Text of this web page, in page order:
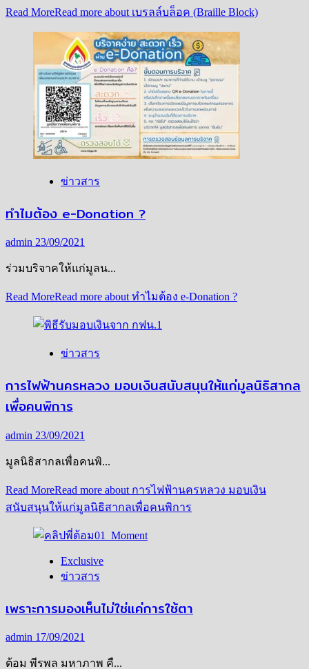
Read MoreRead more about เบรลล์บล็อค (Braille Block)
ข่าวสาร
ทำไมต้อง e-Donation ?
admin 23/09/2021
ร่วมบริจาคให้แก่มูลน...
Read MoreRead more about ทำไมต้อง e-Donation ?
ข่าวสาร
การไฟฟ้านครหลวง มอบเงินสนับสนุนให้แก่มูลนิธิสากล
เพื่อคนพิการ
admin 23/09/2021
มูลนิธิสากลเพื่อคนพิ...
Read MoreRead more about การไฟฟ้านครหลวง มอบเงิน
สนับสนุนให้แก่มูลนิธิสากลเพื่อคนพิการ
Exclusive
ข่าวสาร
เพราะการมองเห็นไม่ใช่แค่การใช้ตา
admin 17/09/2021
ต้อม พีรพล มหาภาพ คื...